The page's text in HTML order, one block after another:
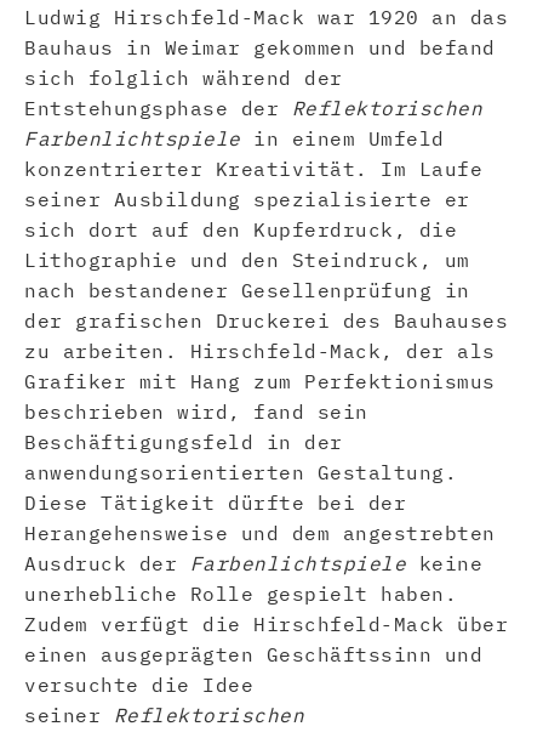
Ludwig Hirschfeld-Mack war 1920 an das
Bauhaus in Weimar gekommen und befand
sich folglich während der
Entstehungsphase der Reflektorischen
Farbenlichtspiele in einem Umfeld
konzentrierter Kreativität. Im Laufe
seiner Ausbildung spezialisierte er
sich dort auf den Kupferdruck, die
Lithographie und den Steindruck, um
nach bestandener Gesellenprüfung in
der grafischen Druckerei des Bauhauses
zu arbeiten. Hirschfeld-Mack, der als
Grafiker mit Hang zum Perfektionismus
beschrieben wird, fand sein
Beschäftigungsfeld in der
anwendungsorientierten Gestaltung.
Diese Tätigkeit dürfte bei der
Herangehensweise und dem angestrebten
Ausdruck der Farbenlichtspiele keine
unerhebliche Rolle gespielt haben.
Zudem verfügt die Hirschfeld-Mack über
einen ausgeprägten Geschäftssinn und
versuchte die Idee
seiner Reflektorischen